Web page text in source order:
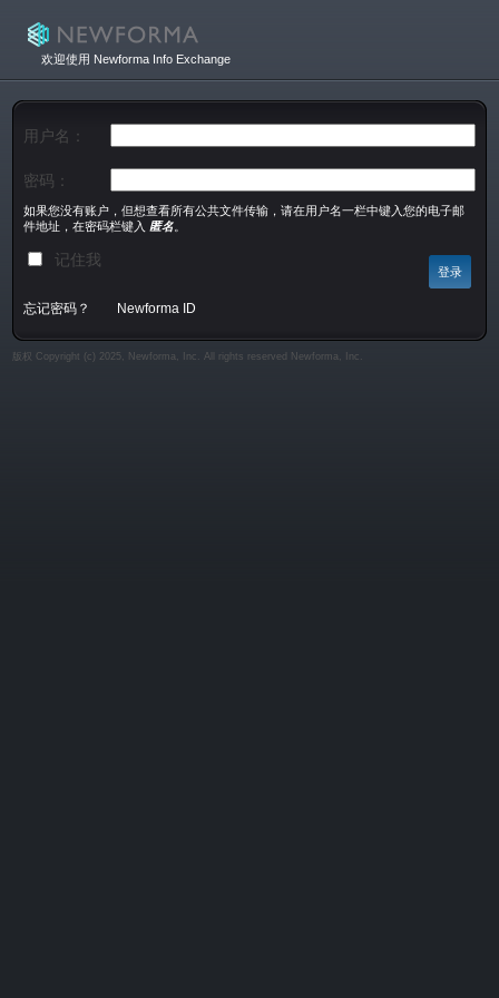
欢迎使用 Newforma Info Exchange
用户名：
密码：
如果您没有账户，但想查看所有公共文件传输，请在用户名一栏中键入您的电子邮
件地址，在密码栏键入 匿名
记住我
忘记密码？ Newforma ID
版权 Copyright (c) 2025, Newforma, Inc. All rights reserved Newforma, Inc.